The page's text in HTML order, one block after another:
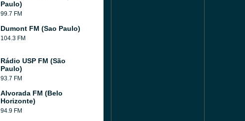
Paulo)
99.7 FM
Dumont FM (Sao Paulo)
104.3 FM
Rádio USP FM (São
Paulo)
93.7 FM
Alvorada FM (Belo
Horizonte)
94.9 FM